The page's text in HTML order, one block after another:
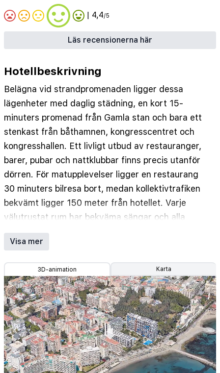
| 4,4/5
Läs recensionerna här
Hotellbeskrivning
Belägna vid strandpromenaden ligger dessa
lägenheter med daglig städning, en kort 15-
minuters promenad från Gamla stan och bara ett
stenkast från båthamnen, kongresscentret och
kongresshallen. Ett livligt utbud av restauranger,
barer, pubar och nattklubbar finns precis utanför
dörren. För matupplevelser ligger en restaurang
30 minuters bilresa bort, medan kollektivtrafiken
bekvämt ligger 150 meter från hotellet. Varje
välutrustat rum har bekväma sängar och alla
bekvämligheter som behövs för en trevlig och
komfortabel vistelse.
Visa mer
3D-animation Karta